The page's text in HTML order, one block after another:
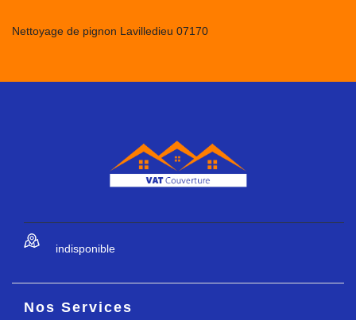
Nettoyage de pignon Lavilledieu 07170
indisponible
Nos Services